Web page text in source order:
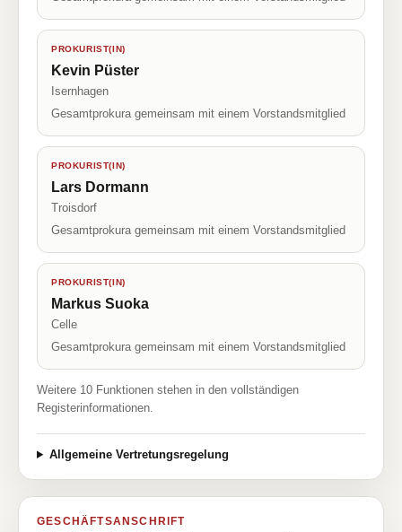
PROKURIST(IN)
Kevin Püster
Isernhagen
Gesamtprokura gemeinsam mit einem Vorstandsmitglied
PROKURIST(IN)
Lars Dormann
Troisdorf
Gesamtprokura gemeinsam mit einem Vorstandsmitglied
PROKURIST(IN)
Markus Suoka
Celle
Gesamtprokura gemeinsam mit einem Vorstandsmitglied
Weitere 10 Funktionen stehen in den vollständigen
Registerinformationen.
Allgemeine Vertretungsregelung
GESCHÄFTSANSCHRIFT